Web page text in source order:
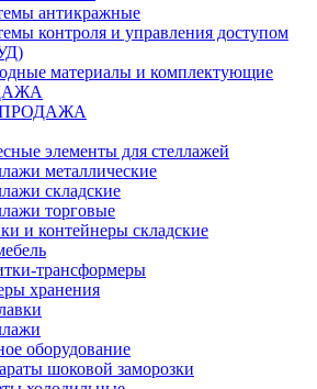
антикражные
контроля и управления доступом
материалы и комплектующие
элементы для стеллажей
металлические
складские
торговые
и контейнеры складские
трансформеры
хранения
оборудование
шоковой заморозки